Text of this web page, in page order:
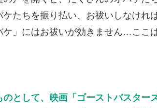
たちを振り払い、お祓いしなけれ
ケ」にはお祓いが効きません…ここ
として、映画「ゴーストバスター